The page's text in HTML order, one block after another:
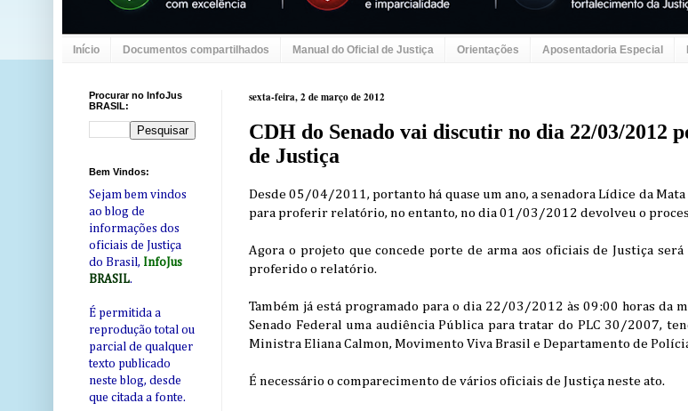
Início Documentos compartilhados Manual do Oficial de Justiça Orientações Aposentadoria Especial
sexta-feira, 2 de março de 2012
CDH do Senado vai discutir no dia 22/03/2012
de Justiça
Desde 05/04/2011, portanto há quase um ano, a senadora Lídice da
para proferir relatório, no entanto, no dia 01/03/2012 devolveu o
Agora o projeto que concede porte de arma aos oficiais de Justiça
proferido o relatório.
Também já está programado para o dia 22/03/2012 às 09:00 horas da
Senado Federal uma audiência Pública para tratar do PLC 30/2007,
Ministra Eliana Calmon, Movimento Viva Brasil e Departamento de
É necessário o comparecimento de vários oficiais de Justiça neste ato.
Procurar no InfoJus
BRASIL:
Bem Vindos:
Sejam bem vindos
ao blog de
informações dos
oficiais de Justiça
do Brasil, InfoJus
BRASIL.
É permitida a
reprodução total ou
parcial de qualquer
texto publicado
neste blog, desde
que citada a fonte.